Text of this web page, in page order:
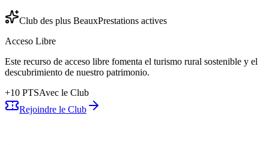
Club des plus BeauxPrestations actives
Acceso Libre
Este recurso de acceso libre fomenta el turismo rural sostenible y el
descubrimiento de nuestro patrimonio.
+10 PTSAvec le Club
Rejoindre le Club